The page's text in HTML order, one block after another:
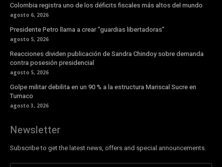
Colombia registra uno de los déficits fiscales más altos del mundo
agosto 6, 2026
Presidente Petro llama a crear “guardias libertadoras”
agosto 5, 2026
Reacciones dividen publicación de Sandra Chindoy sobre demanda
contra posesión presidencial
agosto 5, 2026
Golpe militar debilita en un 90 % a la estructura Mariscal Sucre en
Tumaco
agosto 3, 2026
Newsletter
Subscribe to get the latest news, offers and special announcements.